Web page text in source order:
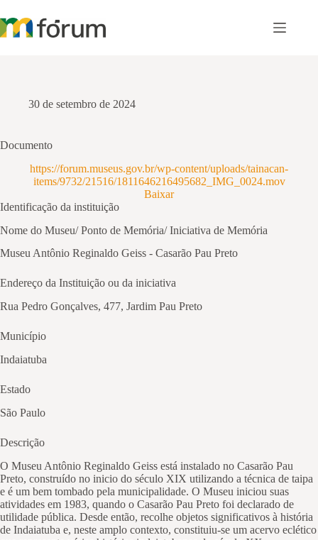
para
o
30 de setembro de 2024
Documento
https://forum.museus.gov.br/wp-content/uploads/tainacan-
items/9732/21516/1811646216495682_IMG_0024.mov
Baixar
Identificação da instituição
Nome do Museu/ Ponto de Memória/ Iniciativa de Memória
Museu Antônio Reginaldo Geiss - Casarão Pau Preto
Endereço da Instituição ou da iniciativa
Rua Pedro Gonçalves, 477, Jardim Pau Preto
Município
Indaiatuba
Estado
São Paulo
Descrição
O Museu Antônio Reginaldo Geiss está instalado no Casarão Pau
Preto, construído no inicio do século XIX utilizando a técnica de taipa
e é um bem tombado pela municipalidade. O Museu iniciou suas
atividades em 1983, quando o Casarão Pau Preto foi declarado de
utilidade pública. Desde então, recolhe objetos significativos à história
de Indaiatuba e, neste amplo contexto, constituiu-se um acervo eclético